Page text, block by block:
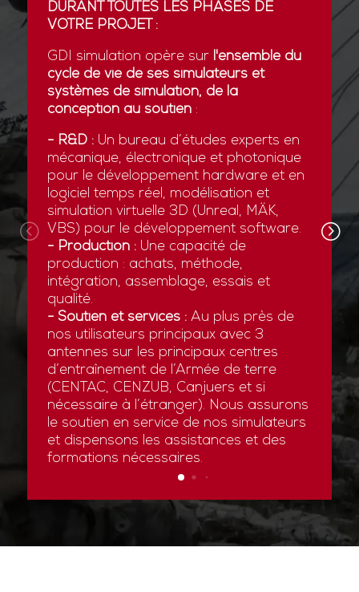
DURANT TOUTES LES PHASES DE
VOTRE PROJET :
GDI simulation opère sur l'ensemble du
cycle de vie de ses simulateurs et
systèmes de simulation, de la
conception au soutien:
- R&D :Un bureau d’études experts en
mécanique, électronique et photonique
pour le développement hardware et en
logiciel temps réel, modélisation et
simulation virtuelle 3D (Unreal, MÄK,
VBS) pour le développement software.
- Production :Une capacité de
production : achats, méthode,
intégration, assemblage, essais et
qualité.
- Soutien et services :Au plus près de
nos utilisateurs principaux avec 3
antennes sur les principaux centres
d’entraînement de l’Armée de terre
(CENTAC, CENZUB, Canjuers et si
nécessaire à l’étranger). Nous assurons
le soutien en service de nos simulateurs
et dispensons les assistances et des
formations nécessaires.